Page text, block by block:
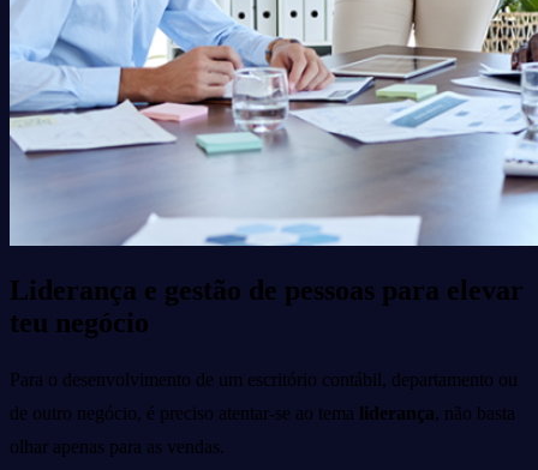
Liderança e gestão de pessoas para elevar
teu negócio
Para o desenvolvimento de um escritório contábil, departamento ou
de outro negócio, é preciso atentar-se ao tema liderança, não basta
olhar apenas para as vendas.